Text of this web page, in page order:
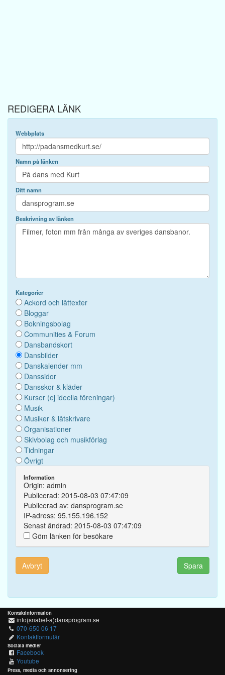
REDIGERA LÄNK
Webbplats
Namn på länken
Ditt namn
Beskrivning av länken
Kategorier
Ackord och låttexter
Bloggar
Bokningsbolag
Communities & Forum
Dansbandskort
Dansbilder
Danskalender mm
Danssidor
Dansskor & kläder
Kurser (ej ideella föreningar)
Musik
Musiker & låtskrivare
Organisationer
Skivbolag och musikförlag
Tidningar
Övrigt
Information
Origin: admin
Publicerad: 2015-08-03 07:47:09
Publicerad av: dansprogram.se
IP-adress: 95.155.196.152
Senast ändrad: 2015-08-03 07:47:09
Göm länken för besökare
Spara
Avbryt
Kontaktinformation
info(snabel-a)dansprogram.se
070-650 06 17
Kontaktformulär
Sociala medier
Facebook
Youtube
Press, media och annonsering